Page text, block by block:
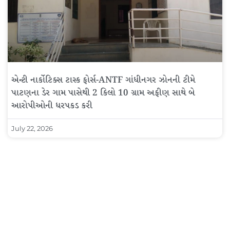
એન્ટી નાર્કોટિક્સ ટાસ્ક ફોર્સ-ANTF ગાંધીનગર ઝોનની ટીમે
પાટણના ડેર ગામ પાસેથી 2 કિલો 10 ગ્રામ અફીણ સાથે બે
આરોપીઓની ધરપકડ કરી
July 22, 2026